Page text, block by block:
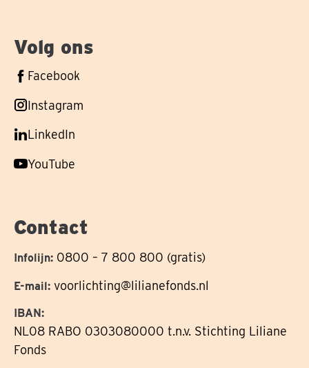
Volg ons
Volg
op
Facebook
Volg
op
Instagram
Volg
op
LinkedIn
Volg
YouTube
Contact
Infolijn: 0800 – 7 800 800 (gratis)
E-mail: voorlichting@lilianefonds.nl
IBAN:
NL08 RABO 0303080000 t.n.v. Stichting Liliane
Fonds